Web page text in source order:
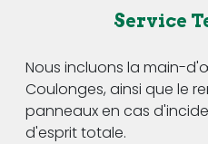
Service
Nous incluons la main-
Coulonges, ainsi que le
panneaux en cas
d'esprit totale.